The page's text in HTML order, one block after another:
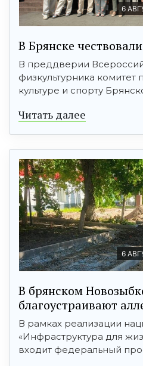
6
В Брянске
В преддверии
физкультурника комитет
культуре и спорту
Читать далее
6
В брянском
благоустраивают
В рамках реализации
«Инфраструктура для
входит федеральный